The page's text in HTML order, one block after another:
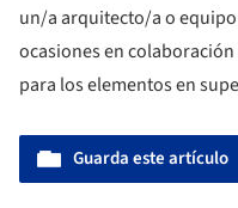
un/a arquitecto/a o
ocasiones en
para los elementos en
Guarda este artículo